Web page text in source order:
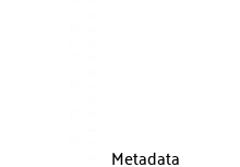
Metadata